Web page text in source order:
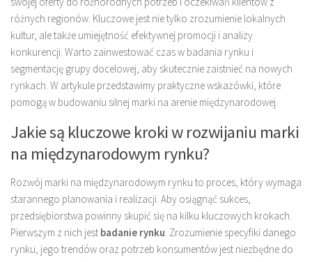
różnych regionów. Kluczowe jest nie tylko zrozumienie lokalnych
kultur, ale także umiejętność efektywnej promocji i analizy
konkurencji. Warto zainwestować czas w badania rynku i
segmentację grupy docelowej, aby skutecznie zaistnieć na nowych
rynkach. W artykule przedstawimy praktyczne wskazówki, które
pomogą w budowaniu silnej marki na arenie międzynarodowej.
Jakie są kluczowe kroki w rozwijaniu marki
na międzynarodowym rynku?
Rozwój marki na międzynarodowym rynku to proces, który wymaga
starannego planowania i realizacji. Aby osiągnąć sukces,
przedsiębiorstwa powinny skupić się na kilku kluczowych krokach.
Pierwszym z nich jest badanie rynku . Zrozumienie specyfiki danego
rynku, jego trendów oraz potrzeb konsumentów jest niezbędne do